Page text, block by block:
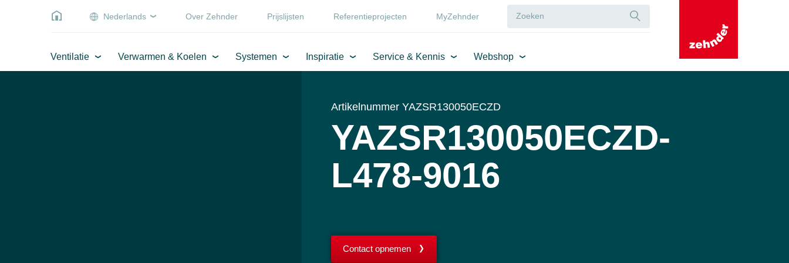
Nederlands Over Zehnder Prijslijsten Referentieprojecten MyZehnder
Ventilatie Verwarmen & Koelen Systemen Inspiratie Service & Kennis Webshop
Artikelnummer YAZSR130050ECZD
YAZSR130050ECZD-
L478-9016
Contact opnemen